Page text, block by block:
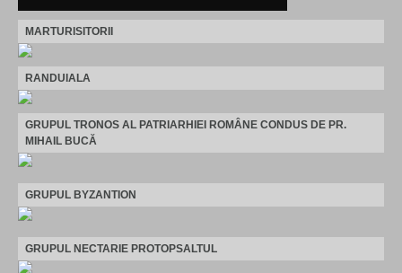
MARTURISITORII
RANDUIALA
GRUPUL TRONOS AL PATRIARHIEI ROMÂNE CONDUS DE PR.
MIHAIL BUCĂ
GRUPUL BYZANTION
GRUPUL NECTARIE PROTOPSALTUL